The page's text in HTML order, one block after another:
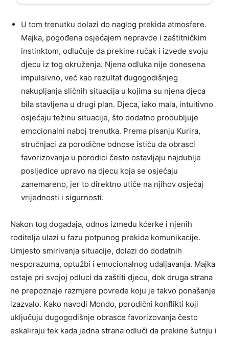
U tom trenutku dolazi do naglog prekida atmosfere.
Majka, pogođena osjećajem nepravde i zaštitničkim
instinktom, odlučuje da prekine ručak i izvede svoju
djecu iz tog okruženja. Njena odluka nije donesena
impulsivno, već kao rezultat dugogodišnjeg
nakupljanja sličnih situacija u kojima su njena djeca
bila stavljena u drugi plan. Djeca, iako mala, intuitivno
osjećaju težinu situacije, što dodatno produbljuje
emocionalni naboj trenutka. Prema pisanju Kurira,
stručnjaci za porodične odnose ističu da obrasci
favorizovanja u porodici često ostavljaju najdublje
posljedice upravo na djecu koja se osjećaju
zanemareno, jer to direktno utiče na njihov osjećaj
vrijednosti i sigurnosti.
Nakon tog događaja, odnos između kćerke i njenih
roditelja ulazi u fazu potpunog prekida komunikacije.
Umjesto smirivanja situacije, dolazi do dodatnih
nesporazuma, optužbi i emocionalnog udaljavanja. Majka
ostaje pri svojoj odluci da zaštiti djecu, dok druga strana
ne prepoznaje razmjere povrede koju je takvo ponašanje
izazvalo. Kako navodi Mondo, porodični konflikti koji
uključuju dugogodišnje obrasce favorizovanja često
eskaliraju tek kada jedna strana odluči da prekine šutnju i